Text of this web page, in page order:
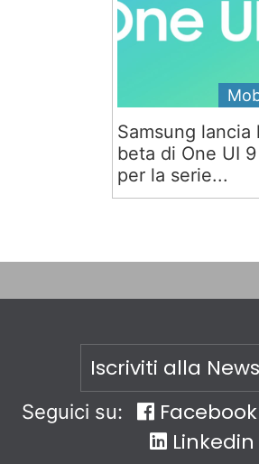
Samsung lancia
beta di One UI 9
per la serie...
Iscriviti alla
Seguici su: Facebook
Linkedin